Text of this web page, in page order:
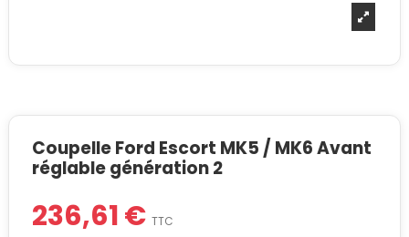
Coupelle Ford Escort MK5 / MK6 Avant
réglable génération 2
236,61 € TTC